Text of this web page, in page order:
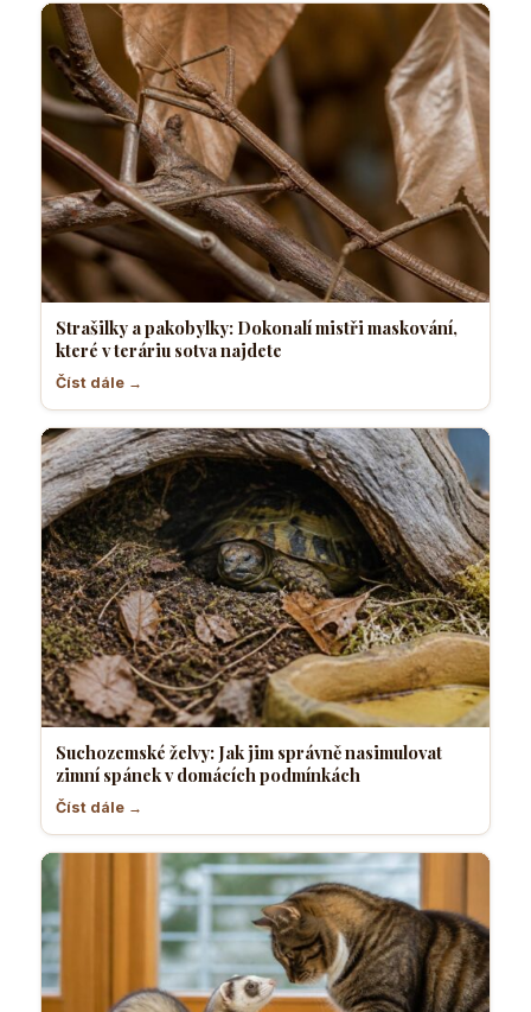
Strašilky a pakobylky: Dokonalí mistři maskování,
které v teráriu sotva najdete
Číst dále →
Suchozemské želvy: Jak jim správně nasimulovat
zimní spánek v domácích podmínkách
Číst dále →